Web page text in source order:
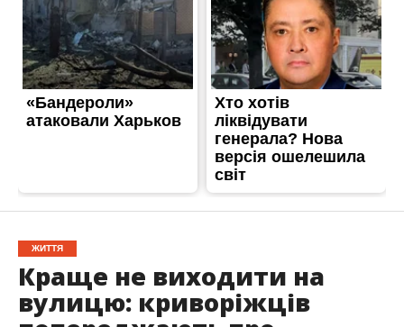
ЖИТТЯ
Краще не виходити на
вулицю: криворіжців